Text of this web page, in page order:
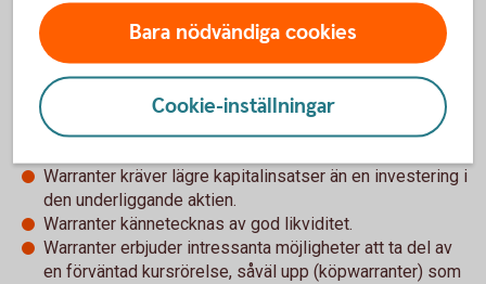
investeringssparkonto - ISK och Kapitalspar Depå. Däremot
går det inte att placera i individuellt pensionssparande IP-
depå.
Fördelar
Warranter kräver lägre kapitalinsatser än en investering i
den underliggande aktien.
Warranter kännetecknas av god likviditet.
Warranter erbjuder intressanta möjligheter att ta del av
en förväntad kursrörelse, såväl upp (köpwarranter) som
Bara nödvändiga cookies
Cookie-inställningar